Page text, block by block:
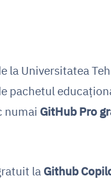
la Universitatea
pachetul
numai GitHub Pro
la Github